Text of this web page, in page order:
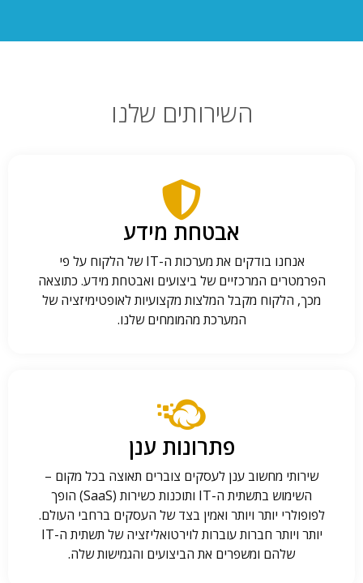
השירותים שלנו
אבטחת מידע
אנחנו בודקים את מערכות ה-IT של הלקוח על פי
הפרמטרים המרכזיים של ביצועים ואבטחת מידע. כתוצאה
מכך, הלקוח מקבל המלצות מקצועיות לאופטימיזציה של
המערכת מהמומחים שלנו.
פתרונות ענן
שירותי מחשוב ענן לעסקים צוברים תאוצה בכל מקום –
השימוש בתשתית ה-IT ותוכנות כשירות (SaaS) הופך
לפופולרי יותר ויותר ואמין בצד של העסקים ברחבי העולם.
יותר ויותר חברות עוברות לוירטואליזציה של תשתית ה-IT
שלהם ומשפרים את הביצועים והגמישות שלה.